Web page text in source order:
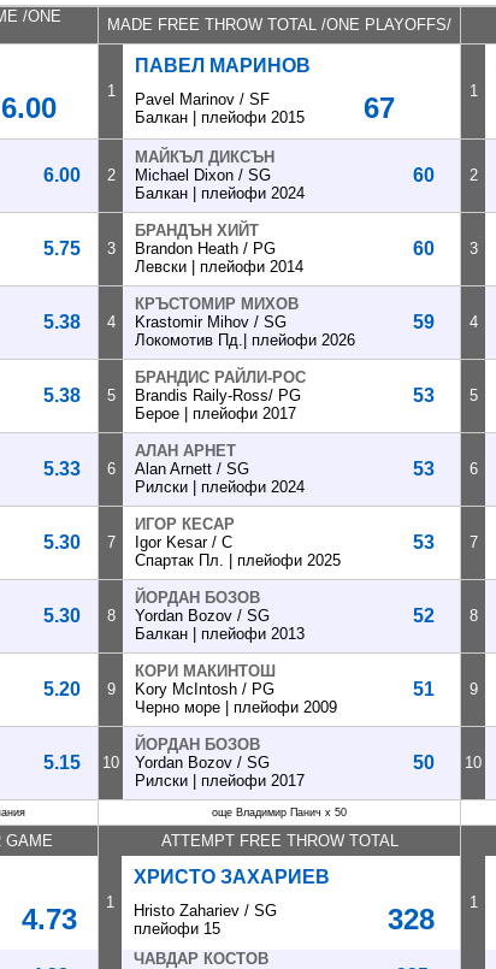
/ONE
MADE FREE THROW TOTAL /ONE PLAYOFFS/
6.00
1
ПАВЕЛ МАРИНОВ
Pavel Marinov / SF
Балкан | плейофи 2015
67
1
6.00 2
МАЙКЪЛ ДИКСЪН
Michael Dixon / SG
Балкан | плейофи 2024
60 2
5.75 3
БРАНДЪН ХИЙТ
Brandon Heath / PG
Левски | плейофи 2014
60 3
5.38 4
КРЪСТОМИР МИХОВ
Krastomir Mihov / SG
Локомотив Пд.| плейофи 2026
59 4
5.38 5
БРАНДИС РАЙЛИ-РОС
Brandis Raily-Ross/ PG
Берое | плейофи 2017
53 5
5.33 6
АЛАН АРНЕТ
Alan Arnett / SG
Рилски | плейофи 2024
53 6
5.30 7
ИГОР КЕСАР
Igor Kesar / C
Спартак Пл. | плейофи 2025
53 7
5.30 8
ЙОРДАН БОЗОВ
Yordan Bozov / SG
Балкан | плейофи 2013
52 8
5.20 9
КОРИ МАКИНТОШ
Kory McIntosh / PG
Черно море | плейофи 2009
51 9
5.15 10
ЙОРДАН БОЗОВ
Yordan Bozov / SG
Рилски | плейофи 2017
50 10
още Владимир Панич x 50
GAME
4.73
ATTEMPT FREE THROW TOTAL
1
ХРИСТО ЗАХАРИЕВ
Hristo Zahariev / SG
плейофи 15
328
ЧАВДАР КОСТОВ
1